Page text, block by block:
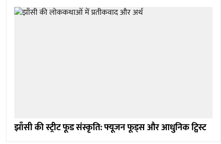
झाँसी की स्ट्रीट फूड संस्कृति: फ्यूजन फूड्स और आधुनिक ट्विस्ट